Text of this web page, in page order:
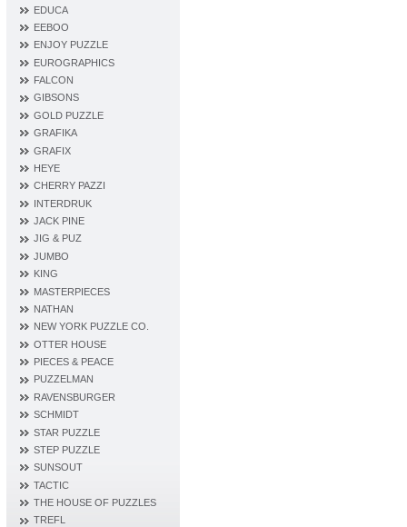
EDUCA
EEBOO
ENJOY PUZZLE
EUROGRAPHICS
FALCON
GIBSONS
GOLD PUZZLE
GRAFIKA
GRAFIX
HEYE
CHERRY PAZZI
INTERDRUK
JACK PINE
JIG & PUZ
JUMBO
KING
MASTERPIECES
NATHAN
NEW YORK PUZZLE CO.
OTTER HOUSE
PIECES & PEACE
PUZZELMAN
RAVENSBURGER
SCHMIDT
STAR PUZZLE
STEP PUZZLE
SUNSOUT
TACTIC
THE HOUSE OF PUZZLES
TREFL